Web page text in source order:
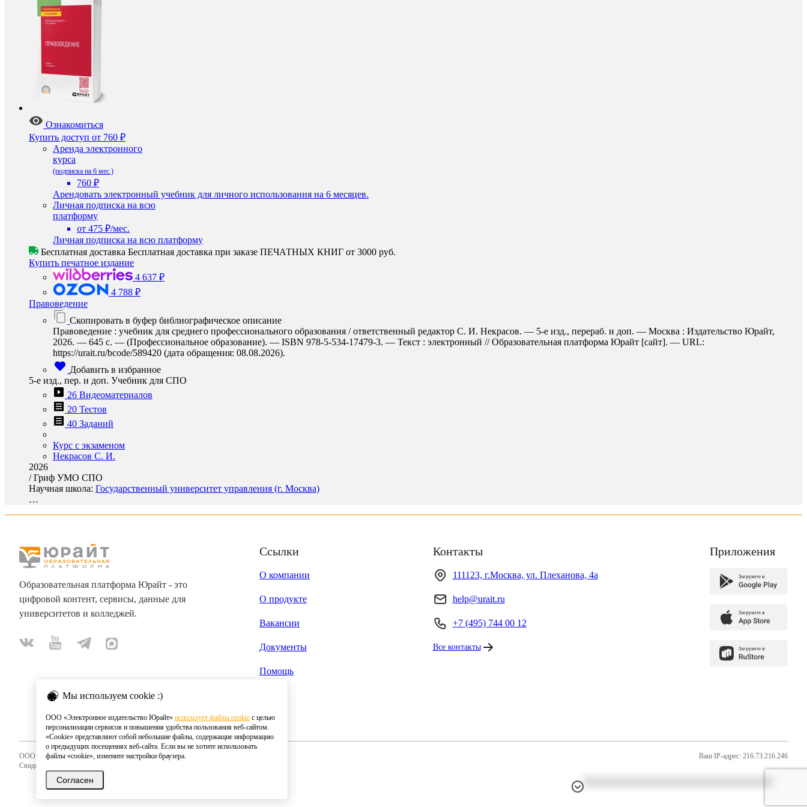
Ознакомиться
Купить доступ от 760 ₽
Аренда электронного
курса
(подписка на 6 мес.)
760 ₽
Арендовать электронный учебник для личного использования на 6 месяцев.
Личная подписка на всю
платформу
от 475 ₽/мес.
Личная подписка на всю платформу
Бесплатная доставка Бесплатная доставка при заказе ПЕЧАТНЫХ КНИГ от 3000 руб.
Купить печатное издание
4 637 ₽
4 788 ₽
Правоведение
Скопировать в буфер библиографическое описание
Правоведение : учебник для среднего профессионального образования / ответственный редактор С. И. Некрасов. — 5-е изд., перераб. и доп. — Москва : Издательство Юрайт,
2026. — 645 с. — (Профессиональное образование). — ISBN 978-5-534-17479-3. — Текст : электронный // Образовательная платформа Юрайт [сайт]. — URL:
https://urait.ru/bcode/589420 (дата обращения: 08.08.2026).
Добавить в избранное
5-е изд., пер. и доп. Учебник для СПО
26 Видеоматериалов
20 Тестов
40 Заданий
Курс с экзаменом
Некрасов С. И.
2026
/Гриф УМО СПО
Научная школа: Государственный университет управления (г. Москва)
…
Мы используем cookie :)
ООО «Электронное издательство Юрайт» использует файлы cookie с целью
персонализации сервисов и повышения удобства пользования веб-сайтом.
«Cookie» представляют собой небольшие файлы, содержащие информацию
о предыдущих посещениях веб-сайта. Если вы не хотите использовать
файлы «cookie», измените настройки браузера.
Согласен
Образовательная платформа Юрайт - это
цифровой контент, сервисы, данные для
университетов и колледжей.
Ссылки
О компании
О продукте
Вакансии
Документы
Помощь
Контакты
111123, г.Москва, ул. Плеханова, 4а
help@urait.ru
+7 (495) 744 00 12
Все контакты
Приложения
ООО «Электронное издательство Юрайт»
Свидетельство о регистрации СМИ 2020
Ваш IP-адрес: 216.73.216.246